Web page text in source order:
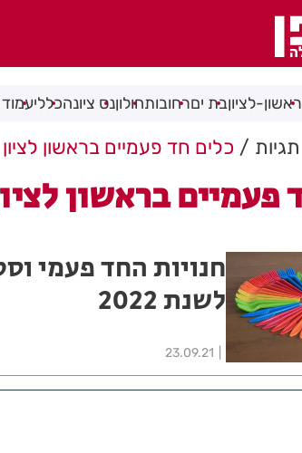
ראשון-לציוןבת יםרחובותחולוןנס ציונהכללי
תגיות כלים חד פעמיים בראשון לציון
פעמיים בראשון
חנויות החד פעמי
לשנת 2022
23.09.21